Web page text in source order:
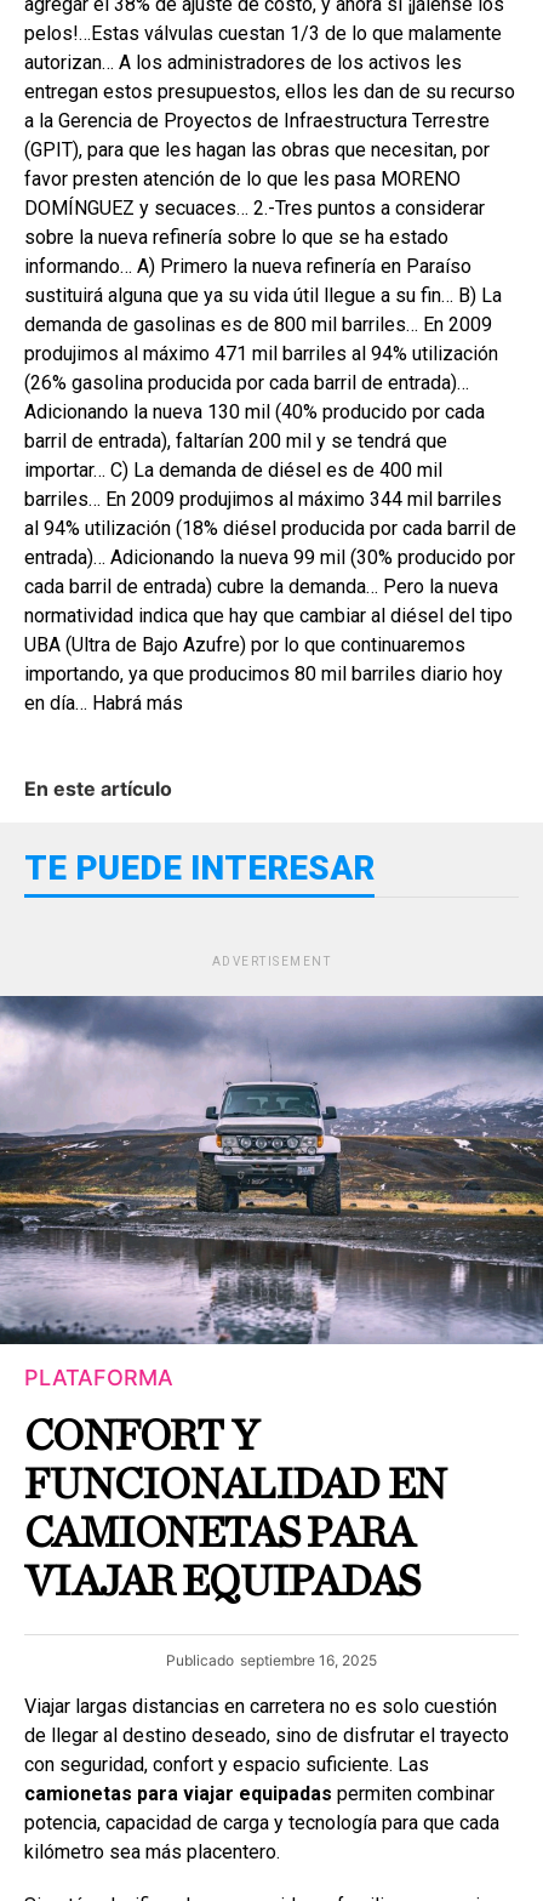
pelos!…Estas válvulas cuestan 1/3 de lo que malamente
autorizan… A los administradores de los activos les
entregan estos presupuestos, ellos les dan de su recurso
a la Gerencia de Proyectos de Infraestructura Terrestre
(GPIT), para que les hagan las obras que necesitan, por
favor presten atención de lo que les pasa MORENO
DOMÍNGUEZ y secuaces… 2.-Tres puntos a considerar
sobre la nueva refinería sobre lo que se ha estado
informando… A) Primero la nueva refinería en Paraíso
sustituirá alguna que ya su vida útil llegue a su fin… B) La
demanda de gasolinas es de 800 mil barriles… En 2009
produjimos al máximo 471 mil barriles al 94% utilización
(26% gasolina producida por cada barril de entrada)…
Adicionando la nueva 130 mil (40% producido por cada
barril de entrada), faltarían 200 mil y se tendrá que
importar… C) La demanda de diésel es de 400 mil
barriles… En 2009 produjimos al máximo 344 mil barriles
al 94% utilización (18% diésel producida por cada barril de
entrada)… Adicionando la nueva 99 mil (30% producido por
cada barril de entrada) cubre la demanda… Pero la nueva
normatividad indica que hay que cambiar al diésel del tipo
UBA (Ultra de Bajo Azufre) por lo que continuaremos
importando, ya que producimos 80 mil barriles diario hoy
en día… Habrá más
En este artículo
TE PUEDE INTERESAR
ADVERTISEMENT
PLATAFORMA
CONFORT Y
FUNCIONALIDAD EN
CAMIONETAS PARA
VIAJAR EQUIPADAS
Publicado septiembre 16, 2025
Viajar largas distancias en carretera no es solo cuestión
de llegar al destino deseado, sino de disfrutar el trayecto
con seguridad, confort y espacio suficiente. Las
camionetas para viajar equipadas permiten combinar
potencia, capacidad de carga y tecnología para que cada
kilómetro sea más placentero.